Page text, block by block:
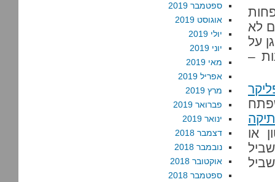
לא
על
–
או
ספטמבר 2019
אוגוסט 2019
יולי 2019
יוני 2019
מאי 2019
אפריל 2019
מרץ 2019
פברואר 2019
ינואר 2019
דצמבר 2018
נובמבר 2018
אוקטובר 2018
ספטמבר 2018